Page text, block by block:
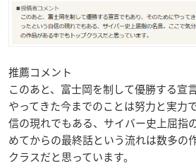
推薦コメント
このあと、富士岡を制して優勝する宣
やってきた今までのことは努力と実力
信の現れでもある、サイバー史上屈指
めてからの最終話という流れは数多の
クラスだと思っています。